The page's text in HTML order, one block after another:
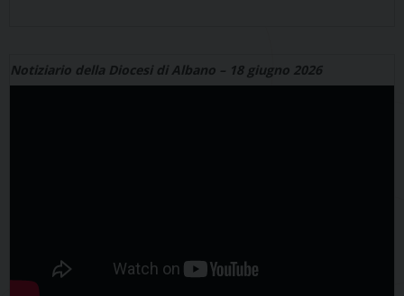
Notiziario della Diocesi di Albano – 18 giugno 2026